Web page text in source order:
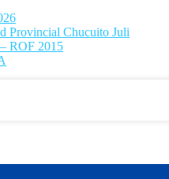
Provincial Chucuito Juli
ROF 2015